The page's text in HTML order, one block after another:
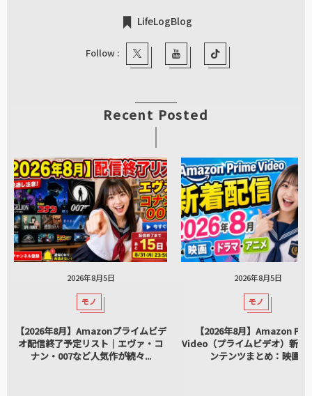
LifeLogBlog
Follow :
Recent Posted
2026年8月5日
モノ
【2026年8月】Amazonプライムビデ
オ配信終了予定リスト｜エヴァ・コ
ナン・007など人気作が続々...
2026年8月5日
モノ
【2026年8月】Amazon
Video（プライムビデオ）新着
ンテンツまとめ：映画...